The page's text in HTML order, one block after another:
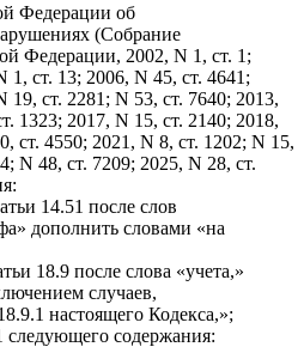
Федерации об
(Собрание
Федерации, 2002, N 1, ст. 1;
1, ст. 13; 2006, N 45, ст. 4641;
19, ст. 2281; N 53, ст. 7640; 2013,
1323; 2017, N 15, ст. 2140; 2018,
ст. 4550; 2021, N 8, ст. 1202; N 15,
N 48, ст. 7209; 2025, N 28, ст.
14.51 после слов
дополнить словами «на
18.9 после слова «учета,»
случаев,
настоящего Кодекса,»;
следующего содержания: